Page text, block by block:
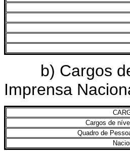
b) Cargos de
Imprensa
Cargos de
Quadro de